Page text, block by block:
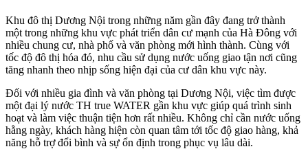
Khu đô thị Dương Nội trong những năm gần đây đang trở thành
một trong những khu vực phát triển dân cư mạnh của Hà Đông với
nhiều chung cư, nhà phố và văn phòng mới hình thành. Cùng với
tốc độ đô thị hóa đó, nhu cầu sử dụng nước uống giao tận nơi cũng
tăng nhanh theo nhịp sống hiện đại của cư dân khu vực này.
Đối với nhiều gia đình và văn phòng tại Dương Nội, việc tìm được
một đại lý nước TH true WATER gần khu vực giúp quá trình sinh
hoạt và làm việc thuận tiện hơn rất nhiều. Không chỉ cần nước uống
hằng ngày, khách hàng hiện còn quan tâm tới tốc độ giao hàng, khả
năng hỗ trợ đổi bình và sự ổn định trong phục vụ lâu dài.